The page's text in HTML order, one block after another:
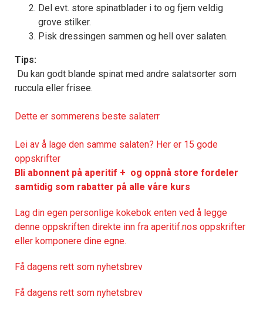
Del evt. store spinatblader i to og fjern veldig
grove stilker.
Pisk dressingen sammen og hell over salaten.
Tips:
Du kan godt blande spinat med andre salatsorter som
ruccula eller frisee.
Dette er sommerens beste salaterr
Lei av å lage den samme salaten? Her er 15 gode
oppskrifter
Bli abonnent på aperitif + og oppnå store fordeler
samtidig som rabatter på alle våre kurs
Lag din egen personlige kokebok enten ved å legge
denne oppskriften direkte inn fra aperitif.nos oppskrifter
eller komponere dine egne.
Få dagens rett som nyhetsbrev
Få dagens rett som nyhetsbrev